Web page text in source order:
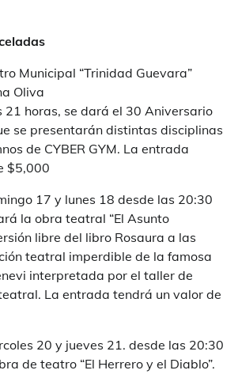
Municipal “Trinidad Guevara”
Oliva
21 horas, se dará el 30 Aniversario
se presentarán distintas disciplinas
de CYBER GYM. La entrada
$5,000
17 y lunes 18 desde las 20:30
la obra teatral “El Asunto
libre del libro Rosaura a las
teatral imperdible de la famosa
interpretada por el taller de
La entrada tendrá un valor de
20 y jueves 21. desde las 20:30
de teatro “El Herrero y el Diablo”.